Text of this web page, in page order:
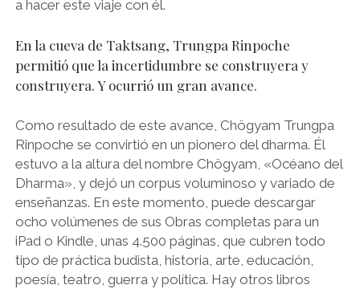
a hacer este viaje con él.
En la cueva de Taktsang, Trungpa Rinpoche
permitió que la incertidumbre se construyera y
construyera. Y ocurrió un gran avance.
Como resultado de este avance, Chögyam Trungpa
Rinpoche se convirtió en un pionero del dharma. Él
estuvo a la altura del nombre Chögyam, «Océano del
Dharma», y dejó un corpus voluminoso y variado de
enseñanzas. En este momento, puede descargar
ocho volúmenes de sus Obras completas para un
iPad o Kindle, unas 4.500 páginas, que cubren todo
tipo de práctica budista, historia, arte, educación,
poesía, teatro, guerra y política. Hay otros libros